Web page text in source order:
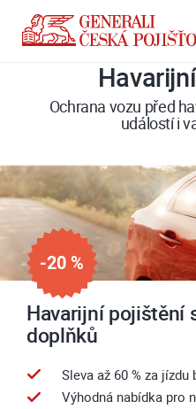
Ochrana vozu před
událostí i
Havarijní pojištění
doplňků
-20 %
Sleva až 60 % za jízdu
Výhodná nabídka pro